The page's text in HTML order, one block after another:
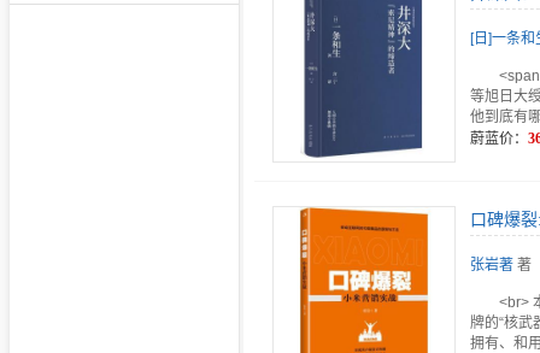
[日]一条
等旭日大
他到底有
蔚蓝价：
口碑爆
张岩著 著
<br>
牌的“核武
拥有、和